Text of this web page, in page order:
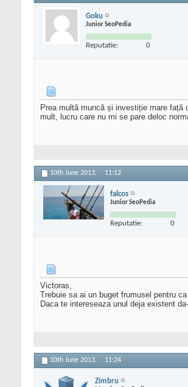
Goku
Junior SeoPedia
Reputatie: 0
Prea multă muncă și investiție mare
mult, lucru care nu mi se pare deloc
10th June 2013, 11:12
falcos
Junior SeoPedia
Reputatie: 0
Victoras,
Trebuie sa ai un buget frumusel pentru
Daca te intereseaza unul deja existent
10th June 2013, 11:24
Zimbru